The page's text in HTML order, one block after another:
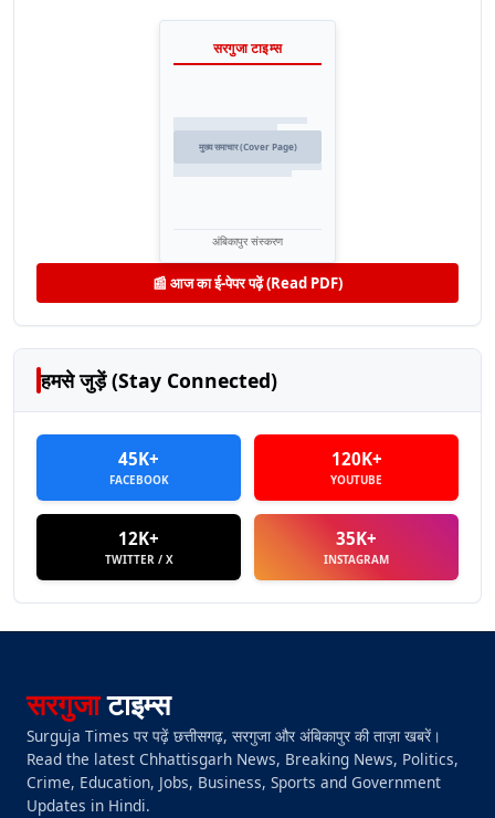
सरगुजा टाइम्स
मुख्य समाचार (Cover Page)
अंबिकापुर संस्करण
📰 आज का ई-पेपर पढ़ें (Read PDF)
हमसे जुड़ें (Stay Connected)
45K+
FACEBOOK
120K+
YOUTUBE
12K+
TWITTER / X
35K+
INSTAGRAM
सरगुजाटाइम्स
Surguja Times पर पढ़ें छत्तीसगढ़, सरगुजा और अंबिकापुर की ताज़ा खबरें।
Read the latest Chhattisgarh News, Breaking News, Politics,
Crime, Education, Jobs, Business, Sports and Government
Updates in Hindi.